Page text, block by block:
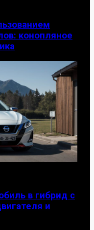
конопляное
в гибрид с
и